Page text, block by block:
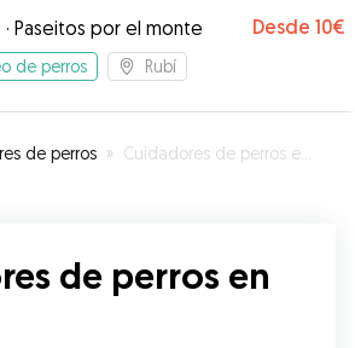
· Paseitos por el monte Desde 10€
de perros Rubí
de perros » Cuidadores de perros en Rubí
de perros en